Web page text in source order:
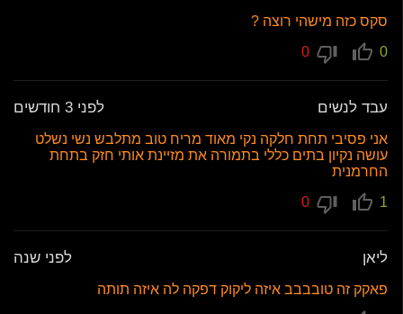
סקס כזה מישהי רוצה ?
0
עבד לנשים לפני 3 חודשים
אני פסיבי תחת חלקה נקי מאוד מריח טוב מתלבש נשי נשלט
עושה נקיון בתים כללי בתמורה את מזיינת אותי חזק בתחת
החרמנית
1
ליאן לפני שנה
פאקק זה טובבבב איזה ליקוק דפקה לה איזה תותה